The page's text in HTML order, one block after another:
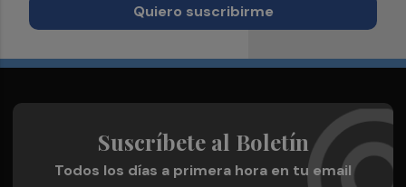
Quiero suscribirme
Suscríbete al Boletín
Todos los días a primera hora en tu email